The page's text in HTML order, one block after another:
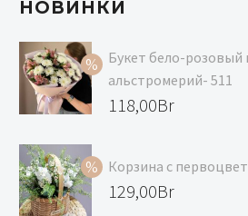
НОВИНКИ
Букет бело-розовый
альстромерий- 511
Первоначальная
составляла
129,00Br.
118,00Br
цена:
118,00Br.
Корзина с
Первоначальная
129,00Br